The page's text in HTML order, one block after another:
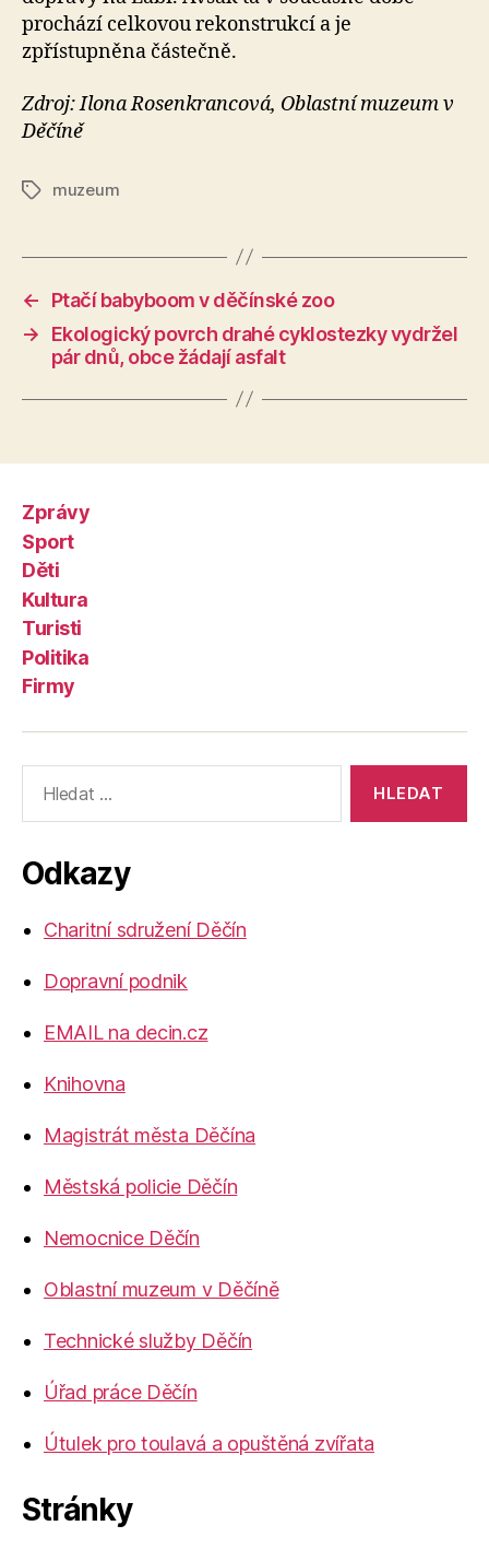
prochází celkovou rekonstrukcí a je
zpřístupněna částečně.
Zdroj: Ilona Rosenkrancová, Oblastní muzeum v
Děčíně
Štítkymuzeum
←
Ptačí babyboom v děčínské zoo
→
Ekologický povrch drahé cyklostezky vydržel
pár dnů, obce žádají asfalt
Zprávy
Sport
Děti
Kultura
Turisti
Politika
Firmy
vyhledávání:
Odkazy
Charitní sdružení Děčín
Dopravní podnik
EMAIL na decin.cz
Knihovna
Magistrát města Děčína
Městská policie Děčín
Nemocnice Děčín
Oblastní muzeum v Děčíně
Technické služby Děčín
Úřad práce Děčín
Útulek pro toulavá a opuštěná zvířata
Stránky